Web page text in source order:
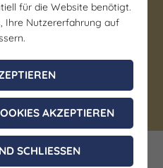
Gastronomie
Bibra
b Jena
Küche
für die Website benötigt.
Ihre Nutzererfahrung auf
AKZEPTIEREN
SCHLIESSEN